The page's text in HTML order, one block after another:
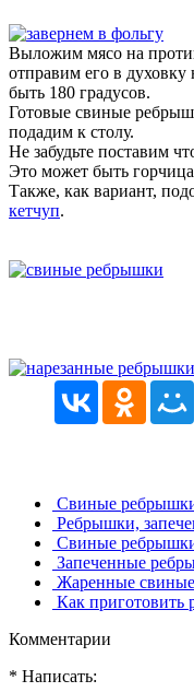
Выложим мясо на
отправим его в
быть 180 градусов.
Готовые свиные
подадим к столу.
Не забудьте поставим
Это может быть
Также, как вариант,
кетчуп.
Свиные
Ребрышки,
Свиные
Запеченные
Жаренные
Как
Комментарии
* Написать: